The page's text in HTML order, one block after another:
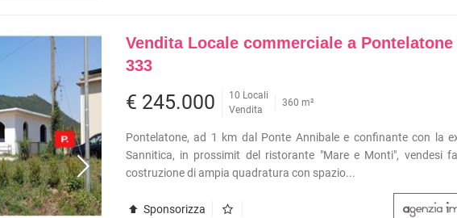
CAPANNONI
LABORATORI
LOCALI COMMERCIALI
NEGOZI
UFFICI
ATTIVITÀ COMMERCIALI IN GESTIONE
APPARTAMENTI ARREDATI
APPARTAMENTI CON GIARDINO
APPARTAMENTI VICINO ALLA
METROPOLITANA
VILLETTE A SCHIERA
Vendita Locale commerciale a
333
€ 245.000
10 Locali
Vendita
360 m²
Pontelatone, ad 1 km dal Ponte Annibale e confinante con la
Sannitica, in prossimit del ristorante "Mare e Monti", vendesi
costruzione di ampia quadratura con spazio...
Sponsorizza